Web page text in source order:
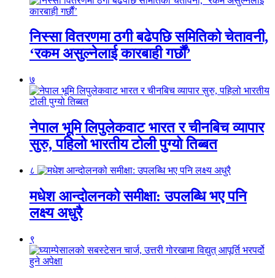
निस्सा वितरणमा ठगी बढेपछि समितिको चेतावनी,
‘रकम असुल्नेलाई कारबाही गर्छाैं’
७
नेपाल भूमि लिपुलेकवाट भारत र चीनबिच व्यापार
सुरु, पहिलो भारतीय टोली पुग्यो तिब्बत
८
मधेश आन्दोलनको समीक्षा: उपलब्धि भए पनि
लक्ष्य अधुरै
९